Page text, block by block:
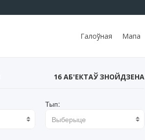
Галоўная Мапа
16 АБ'ЕКТАЎ ЗНОЙДЗЕНА
Тып:
Выберыце